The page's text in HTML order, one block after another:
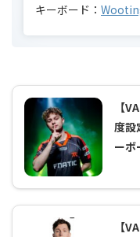
キーボード：
【
度設
ーボ
【